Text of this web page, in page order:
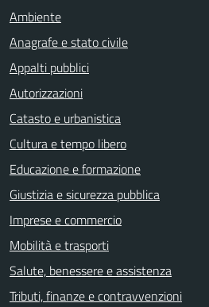
Ambiente
Anagrafe e stato civile
Appalti pubblici
Autorizzazioni
Catasto e urbanistica
Cultura e tempo libero
Educazione e formazione
Giustizia e sicurezza pubblica
Imprese e commercio
Mobilità e trasporti
Salute, benessere e assistenza
Tributi, finanze e contravvenzioni